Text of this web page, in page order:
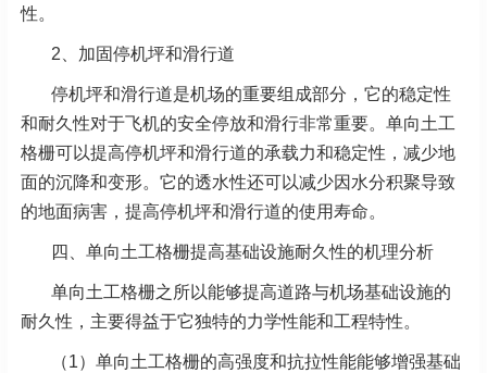
性。
2、加固停机坪和滑行道
停机坪和滑行道是机场的重要组成部分，它的稳定性
和耐久性对于飞机的安全停放和滑行非常重要。单向土工
格栅可以提高停机坪和滑行道的承载力和稳定性，减少地
面的沉降和变形。它的透水性还可以减少因水分积聚导致
的地面病害，提高停机坪和滑行道的使用寿命。
四、单向土工格栅提高基础设施耐久性的机理分析
单向土工格栅之所以能够提高道路与机场基础设施的
耐久性，主要得益于它独特的力学性能和工程特性。
（1）单向土工格栅的高强度和抗拉性能能够增强基础